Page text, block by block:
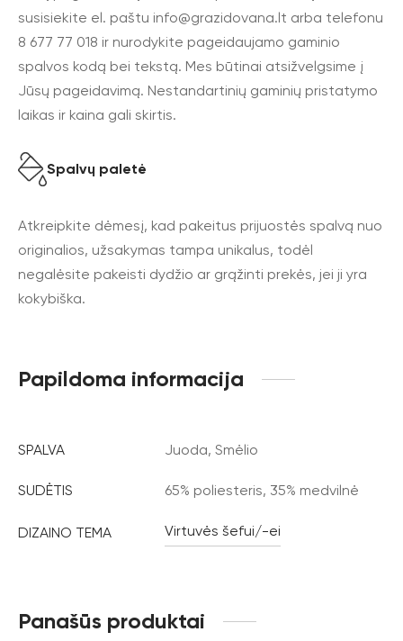
susisiekite el. paštu info@grazidovana.lt arba telefonu
8 677 77 018 ir nurodykite pageidaujamo gaminio
spalvos kodą bei tekstą. Mes būtinai atsižvelgsime į
Jūsų pageidavimą. Nestandartinių gaminių pristatymo
laikas ir kaina gali skirtis.
Spalvų paletė
Atkreipkite dėmesį, kad pakeitus prijuostės spalvą nuo
originalios, užsakymas tampa unikalus, todėl
negalėsite pakeisti dydžio ar grąžinti prekės, jei ji yra
kokybiška.
Papildoma informacija
SPALVA Juoda, Smėlio
SUDĖTIS 65% poliesteris, 35% medvilnė
DIZAINO TEMA Virtuvės šefui/-ei
Panašūs produktai